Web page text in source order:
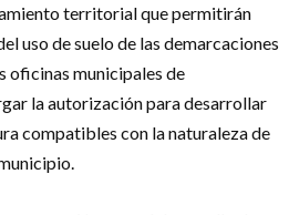
territorial que permitirán
uso de suelo de las demarcaciones
oficinas municipales de
la autorización para desarrollar
compatibles con la naturaleza de